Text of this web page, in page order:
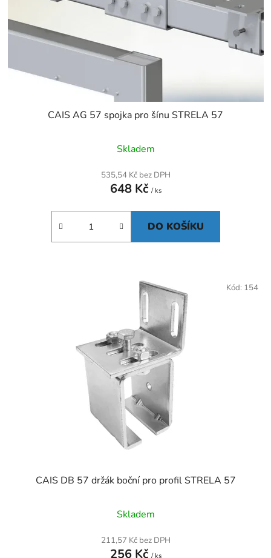
CAIS AG 57 spojka pro šínu STRELA 57
Skladem
535,54 Kč bez DPH
648 Kč / ks
DO KOŠÍKU
CAIS DB 57 držák boční pro profil STRELA 57
Skladem
211,57 Kč bez DPH
256 Kč / ks
Kód: 154